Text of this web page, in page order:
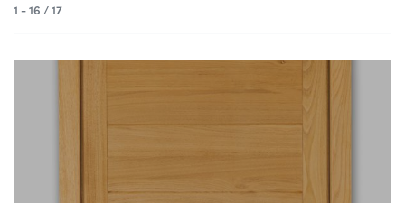
1 - 16 / 17